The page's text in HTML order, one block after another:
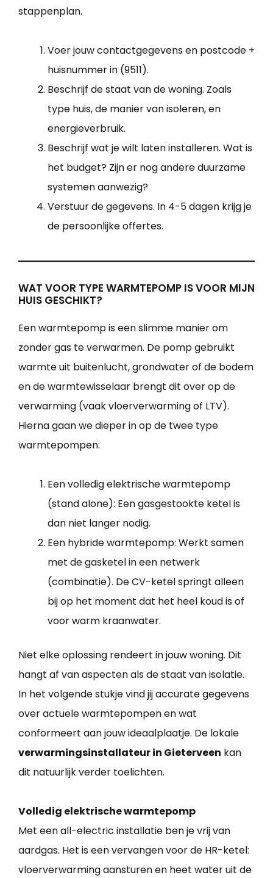
stappenplan.
Voer jouw contactgegevens en postcode +
huisnummer in (9511).
Beschrijf de staat van de woning. Zoals
type huis, de manier van isoleren, en
energieverbruik.
Beschrijf wat je wilt laten installeren. Wat is
het budget? Zijn er nog andere duurzame
systemen aanwezig?
Verstuur de gegevens. In 4-5 dagen krijg je
de persoonlijke offertes.
WAT VOOR TYPE WARMTEPOMP IS VOOR MIJN
HUIS GESCHIKT?
Een warmtepomp is een slimme manier om
zonder gas te verwarmen. De pomp gebruikt
warmte uit buitenlucht, grondwater of de bodem
en de warmtewisselaar brengt dit over op de
verwarming (vaak vloerverwarming of LTV).
Hierna gaan we dieper in op de twee type
warmtepompen:
Een volledig elektrische warmtepomp
(stand alone): Een gasgestookte ketel is
dan niet langer nodig.
Een hybride warmtepomp: Werkt samen
met de gasketel in een netwerk
(combinatie). De CV-ketel springt alleen
bij op het moment dat het heel koud is of
voor warm kraanwater.
Niet elke oplossing rendeert in jouw woning. Dit
hangt af van aspecten als de staat van isolatie.
In het volgende stukje vind jij accurate gegevens
over actuele warmtepompen en wat
conformeert aan jouw ideaalplaatje. De lokale
verwarmingsinstallateur in Gieterveen kan
dit natuurlijk verder toelichten.
Volledig elektrische warmtepomp
Met een all-electric installatie ben je vrij van
aardgas. Het is een vervangen voor de HR-ketel:
vloerverwarming aansturen en heet water uit de